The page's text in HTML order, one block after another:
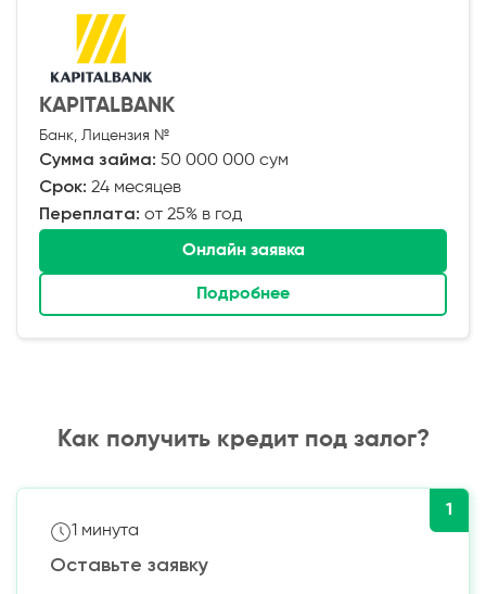
KAPITALBANK
Банк, Лицензия №
Сумма займа: 50 000 000 сум
Срок: 24 месяцев
Переплата: от 25% в год
Онлайн заявка
Подробнее
Как получить кредит под залог?
1
1 минута
Оставьте заявку